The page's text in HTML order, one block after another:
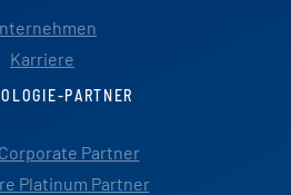
Karriere
PARTNER
Corporate Partner
Platinum Partner